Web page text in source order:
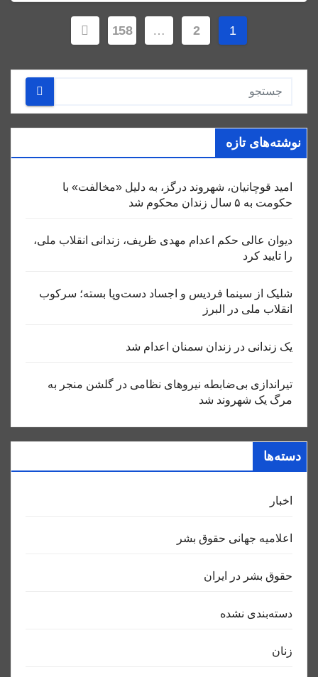
صفحه‌بندی
نوشته‌ها
…
158
نوشته‌های تازه
امید قوچانیان، شهروند درگز، به دلیل «مخالفت» با
حکومت به ۵ سال زندان محکوم شد
دیوان عالی حکم اعدام مهدی ظریف، زندانی انقلاب ملی،
را تایید کرد
شلیک از سینما فردیس و اجساد دست‌وپا بسته؛ سرکوب
انقلاب ملی در البرز
یک زندانی در زندان سمنان اعدام شد
تیراندازی بی‌ضابطه نیروهای نظامی در گلشن منجر به
مرگ یک شهروند شد
دسته‌ها
اخبار
اعلاميه جهانی حقوق بشر
حقوق بشر در ایران
دسته‌بندی نشده
زنان